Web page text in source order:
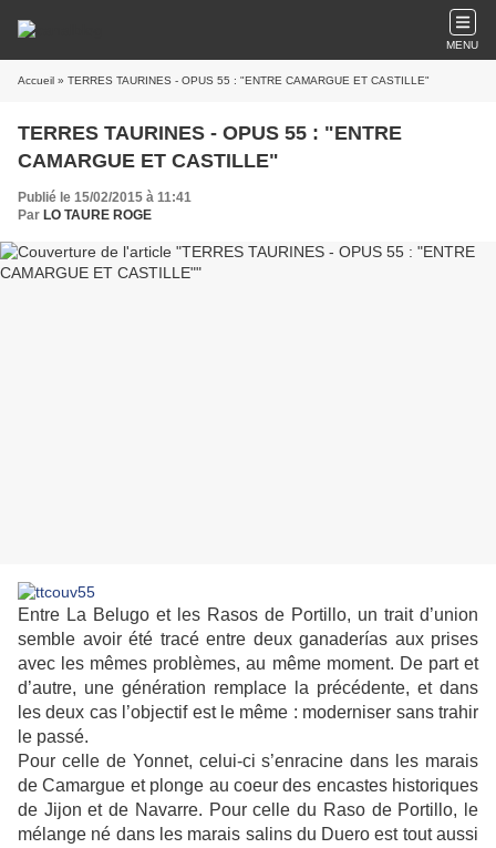
MENU
Accueil » TERRES TAURINES - OPUS 55 : "ENTRE CAMARGUE ET CASTILLE"
TERRES TAURINES - OPUS 55 : "ENTRE
CAMARGUE ET CASTILLE"
Publié le 15/02/2015 à 11:41
Par LO TAURE ROGE
Entre La Belugo et les Rasos de Portillo, un trait d’union
semble avoir été tracé entre deux ganaderías aux prises
avec les mêmes problèmes, au même moment. De part et
d’autre, une génération remplace la précédente, et dans
les deux cas l’objectif est le même : moderniser sans trahir
le passé.
Pour celle de Yonnet, celui-ci s’enracine dans les marais
de Camargue et plonge au coeur des encastes historiques
de Jijon et de Navarre. Pour celle du Raso de Portillo, le
mélange né dans les marais salins du Duero est tout aussi